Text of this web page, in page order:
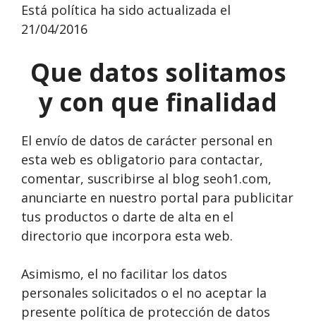
Está política ha sido actualizada el
21/04/2016
Que datos solitamos
y con que finalidad
El envío de datos de carácter personal en
esta web es obligatorio para contactar,
comentar, suscribirse al blog seoh1.com,
anunciarte en nuestro portal para publicitar
tus productos o darte de alta en el
directorio que incorpora esta web.
Asimismo, el no facilitar los datos
personales solicitados o el no aceptar la
presente política de protección de datos